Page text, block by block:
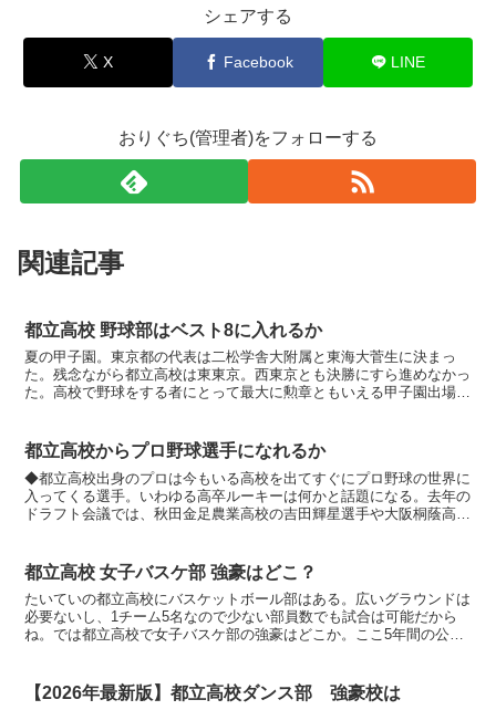
シェアする
X Facebook LINE
おりぐち(管理者)をフォローする
関連記事
都立高校 野球部はベスト8に入れるか
夏の甲子園。東京都の代表は二松学舎大附属と東海大菅生に決まっ
た。残念ながら都立高校は東東京。西東京とも決勝にすら進めなかっ
た。高校で野球をする者にとって最大に勲章ともいえる甲子園出場。
都立高校からプロ野球選手になれるか
◆都立高校出身のプロは今もいる高校を出てすぐにプロ野球の世界に
入ってくる選手。いわゆる高卒ルーキーは何かと話題になる。去年の
ドラフト会議では、秋田金足農業高校の吉田輝星選手や大阪桐蔭高校
都立高校 女子バスケ部 強豪はどこ？
たいていの都立高校にバスケットボール部はある。広いグラウンドは
必要ないし、1チーム5名なので少ない部員数でも試合は可能だから
ね。では都立高校で女子バスケ部の強豪はどこか。ここ5年間の公式
【2026年最新版】都立高校ダンス部 強豪校は